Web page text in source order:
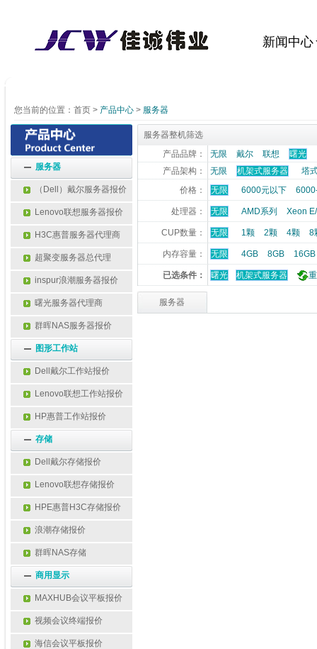
新闻中心
您当前的位置： 首页 > 产品中心 > 服务器
服务器
（Dell）戴尔服务器报价
Lenovo联想服务器报价
H3C惠普服务器代理商
超聚变服务器总代理
inspur浪潮服务器报价
曙光服务器代理商
群晖NAS服务器报价
图形工作站
Dell戴尔工作站报价
Lenovo联想工作站报价
HP惠普工作站报价
存储
Dell戴尔存储报价
Lenovo联想存储报价
HPE惠普H3C存储报价
浪潮存储报价
群晖NAS存储
商用显示
MAXHUB会议平板报价
视频会议终端报价
海信会议平板报价
服务器整机筛选
产品品牌：
无限 戴尔 联想
曙光
产品架构：
无限 机架式服务器
塔
价格：
无限 6000元以下
处理器： 无限 AMD系列 Xeon
CUP数量： 无限 1颗 2颗 4颗 8
内存容量： 无限 4GB 8GB 16GB
已选条件： 曙光 机架式服务器
服务器